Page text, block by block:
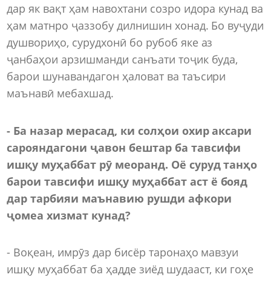
дар як вақт ҳам навохтани созро идора кунад ва
ҳам матнро ҷаззобу дилнишин хонад. Бо вуҷуди
душвориҳо, сурудхонӣ бо рубоб яке аз
ҷанбаҳои арзишманди санъати тоҷик буда,
барои шунавандагон ҳаловат ва таъсири
маънавӣ мебахшад.
- Ба назар мерасад, ки солҳои охир аксари
сарояндагони ҷавон бештар ба тавсифи
ишқу муҳаббат рӯ меоранд. Оё суруд танҳо
барои тавсифи ишқу муҳаббат аст ё бояд
дар тарбияи маънавию рушди афкори
ҷомеа хизмат кунад?
- Воқеан, имрӯз дар бисёр таронаҳо мавзуи
ишқу муҳаббат ба ҳадде зиёд шудааст, ки гоҳе